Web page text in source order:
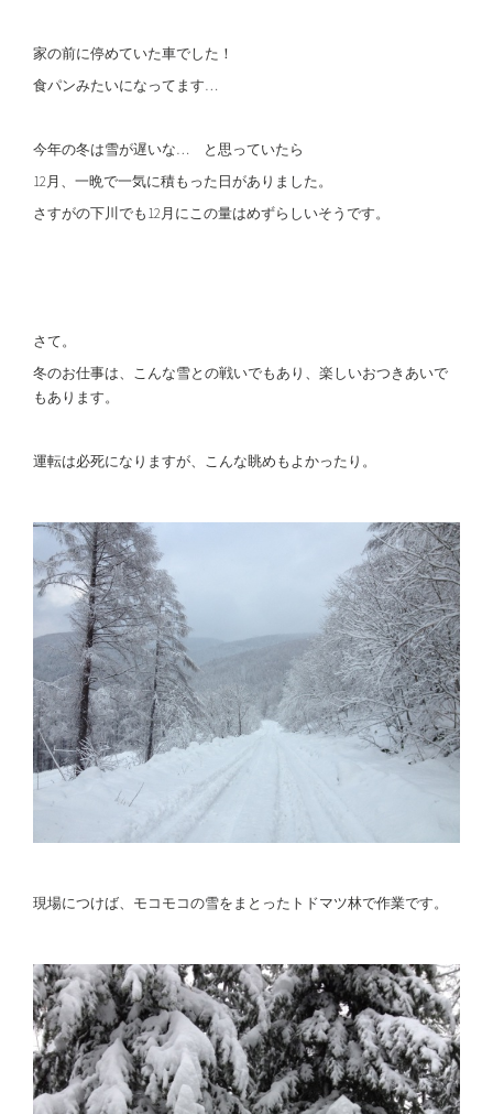
家の前に停めていた車でした！
食パンみたいになってます…
今年の冬は雪が遅いな… と思っていたら
12月、一晩で一気に積もった日がありました。
さすがの下川でも12月にこの量はめずらしいそうです。
さて。
冬のお仕事は、こんな雪との戦いでもあり、楽しいおつきあいで
もあります。
運転は必死になりますが、こんな眺めもよかったり。
現場につけば、モコモコの雪をまとったトドマツ林で作業です。